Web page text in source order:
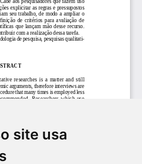
site usa